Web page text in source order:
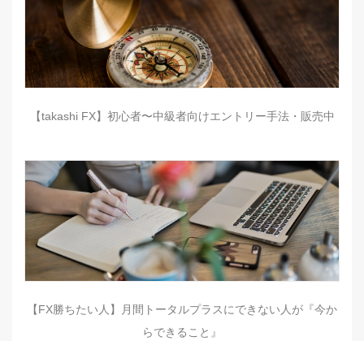
【takashi FX】初心者〜中級者向けエントリー手法・販売中
【FX勝ちたい人】月間トータルプラスにできない人が『今か
らできること』